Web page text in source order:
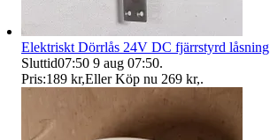
Elektriskt Dörrlås 24V DC fjärrstyrd låsning
Sluttid07:50 9 aug 07:50.
Pris:189 kr,Eller Köp nu 269 kr,.